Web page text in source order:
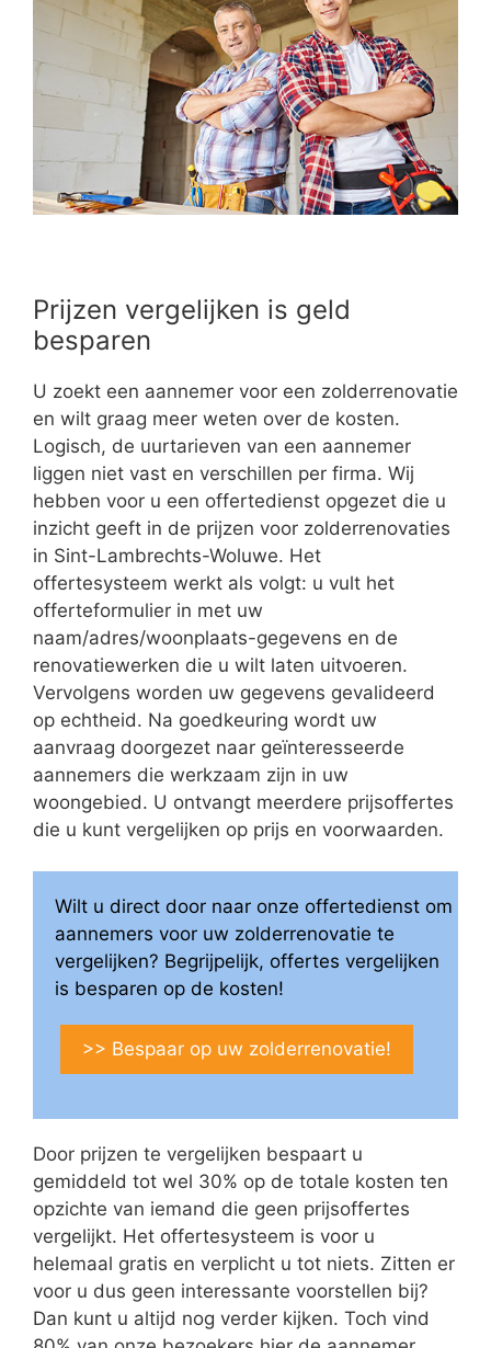
Prijzen vergelijken is geld
besparen
U zoekt een aannemer voor een zolderrenovatie
en wilt graag meer weten over de kosten.
Logisch, de uurtarieven van een aannemer
liggen niet vast en verschillen per firma. Wij
hebben voor u een offertedienst opgezet die u
inzicht geeft in de prijzen voor zolderrenovaties
in Sint-Lambrechts-Woluwe. Het
offertesysteem werkt als volgt: u vult het
offerteformulier in met uw
naam/adres/woonplaats-gegevens en de
renovatiewerken die u wilt laten uitvoeren.
Vervolgens worden uw gegevens gevalideerd
op echtheid. Na goedkeuring wordt uw
aanvraag doorgezet naar geïnteresseerde
aannemers die werkzaam zijn in uw
woongebied. U ontvangt meerdere prijsoffertes
die u kunt vergelijken op prijs en voorwaarden.
Wilt u direct door naar onze offertedienst om
aannemers voor uw zolderrenovatie te
vergelijken? Begrijpelijk, offertes vergelijken
is besparen op de kosten!
>> Bespaar op uw zolderrenovatie!
Door prijzen te vergelijken bespaart u
gemiddeld tot wel 30% op de totale kosten ten
opzichte van iemand die geen prijsoffertes
vergelijkt. Het offertesysteem is voor u
helemaal gratis en verplicht u tot niets. Zitten er
voor u dus geen interessante voorstellen bij?
Dan kunt u altijd nog verder kijken. Toch vind